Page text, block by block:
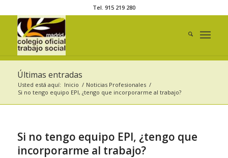
Tel. 915 219 280
Últimas entradas
Usted está aquí: Inicio / Noticias Profesionales /
Si no tengo equipo EPI, ¿tengo que incorporarme al trabajo?
Si no tengo equipo EPI, ¿tengo que
incorporarme al trabajo?